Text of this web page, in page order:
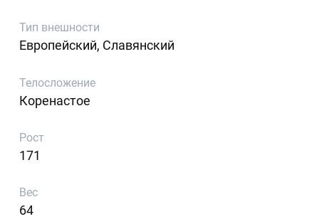
Тип внешности
Европейский, Славянский
Телосложение
Коренастое
Рост
171
Вес
64